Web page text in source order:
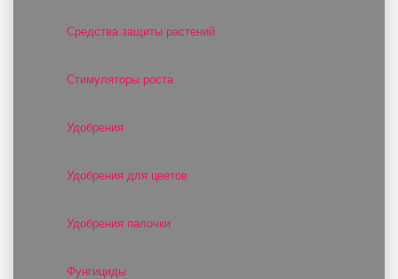
Средства защиты растений
Стимуляторы роста
Удобрения
Удобрения для цветов
Удобрения палочки
Фунгициды